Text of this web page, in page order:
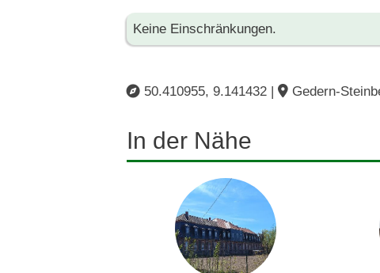
Keine Einschränkungen.
50.410955, 9.141432 | Gedern-
In der Nähe